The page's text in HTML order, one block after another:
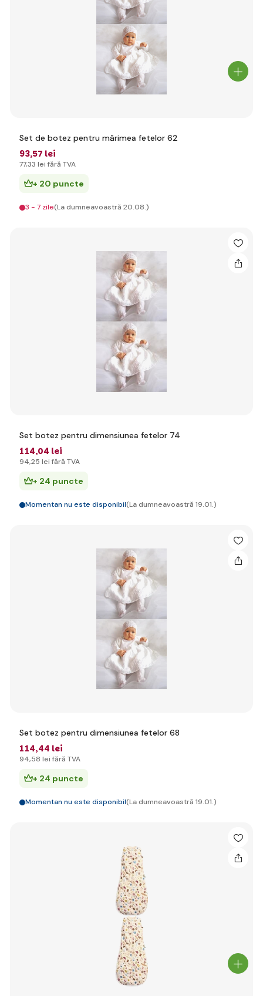
Set de botez pentru mărimea fetelor 62
93,57 lei
77,33 lei fără TVA
+ 20 puncte
3 - 7 zile(La dumneavoastră 20.08.)
Set botez pentru dimensiunea fetelor 74
114,04 lei
94,25 lei fără TVA
+ 24 puncte
Momentan nu este disponibil(La dumneavoastră 19.01.)
Set botez pentru dimensiunea fetelor 68
114,44 lei
94,58 lei fără TVA
+ 24 puncte
Momentan nu este disponibil(La dumneavoastră 19.01.)